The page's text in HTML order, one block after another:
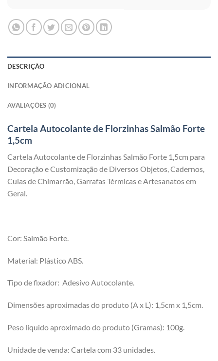
DESCRIÇÃO
INFORMAÇÃO ADICIONAL
AVALIAÇÕES (0)
Cartela Autocolante de Florzinhas Salmão Forte
1,5cm
Cartela Autocolante de Florzinhas Salmão Forte 1,5cm para
Decoração e Customização de Diversos Objetos, Cadernos,
Cuias de Chimarrão, Garrafas Térmicas e Artesanatos em
Geral.
Cor: Salmão Forte.
Material: Plástico ABS.
Tipo de fixador: Adesivo Autocolante.
Dimensões aproximadas do produto (A x L): 1,5cm x 1,5cm.
Peso líquido aproximado do produto (Gramas): 100g.
Unidade de venda: Cartela com 33 unidades.